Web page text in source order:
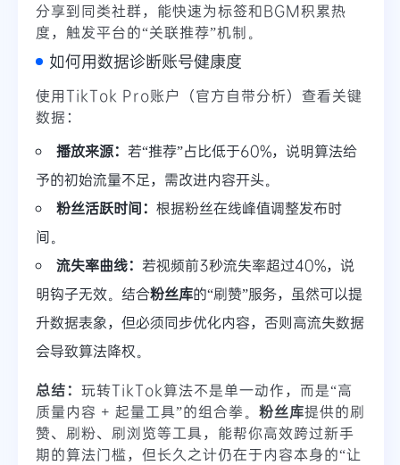
分享到同类社群，能快速为标签和BGM积累热
度，触发平台的“关联推荐”机制。
如何用数据诊断账号健康度
使用TikTok Pro账户（官方自带分析）查看关键
数据：
播放来源： 若“推荐”占比低于60%，说明算法给
予的初始流量不足，需改进内容开头。
粉丝活跃时间： 根据粉丝在线峰值调整发布时
间。
流失率曲线： 若视频前3秒流失率超过40%，说
明钩子无效。结合粉丝库的“刷赞”服务，虽然可以提
升数据表象，但必须同步优化内容，否则高流失数据
会导致算法降权。
总结： 玩转TikTok算法不是单一动作，而是“高
质量内容 + 起量工具”的组合拳。 粉丝库提供的刷
赞、刷粉、刷浏览等工具，能帮你高效跨过新手
期的算法门槛，但长久之计仍在于内容本身的“让